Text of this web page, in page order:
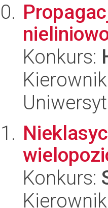
Konkurs:
Konkurs: